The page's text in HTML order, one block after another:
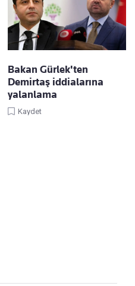
Bakan Gürlek'ten
Demirtaş iddialarına
yalanlama
Kaydet